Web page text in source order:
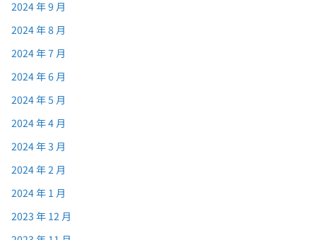
2024 年 9 月
2024 年 8 月
2024 年 7 月
2024 年 6 月
2024 年 5 月
2024 年 4 月
2024 年 3 月
2024 年 2 月
2024 年 1 月
2023 年 12 月